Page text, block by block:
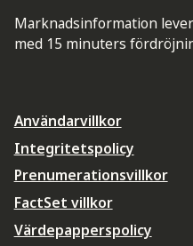
Marknadsinformation
med 15 minuters
Användarvillkor
Integritetspolicy
Prenumerationsvillkor
FactSet villkor
Värdepapperspolicy